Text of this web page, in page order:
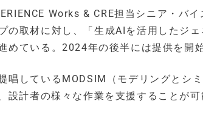
Works & CRE担当シニア・バ
の取材に対し、「生成AIを活用したジ
めている。2024年の後半には提供を開
唱しているMODSIM（モデリングとシ
設計者の様々な作業を支援することが可